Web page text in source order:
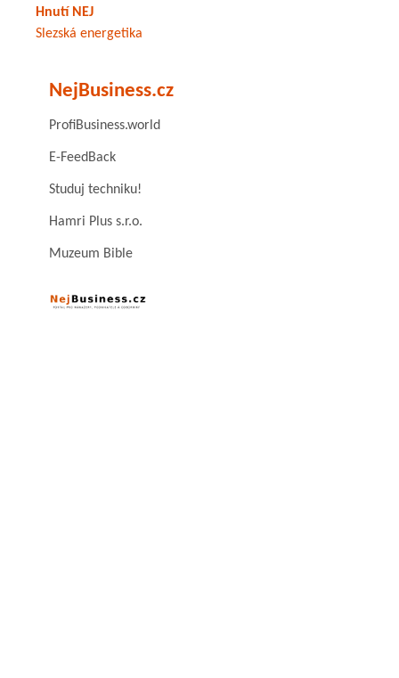
Hnutí NEJ
Slezská energetika
NejBusiness.cz
ProfiBusiness.world
E-FeedBack
Studuj techniku!
Hamri Plus s.r.o.
Muzeum Bible